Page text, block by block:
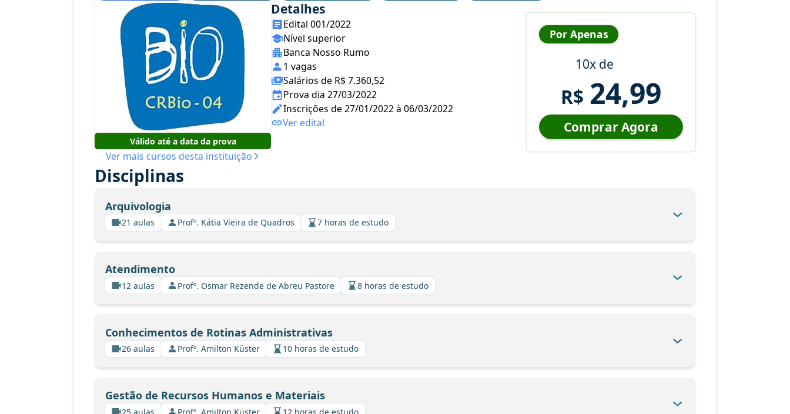
Válido até a data da prova
Ver mais cursos desta instituição
Detalhes
Edital 001/2022
Nível superior
Banca Nosso Rumo
1 vagas
Salários de R$ 7.360,52
Prova dia 27/03/2022
Inscrições de 27/01/2022 à 06/03/2022
Ver edital
Por Apenas
10x de
R$ 24,99
Comprar Agora
Disciplinas
Arquivologia
21 aulas Profº. Kátia Vieira de Quadros 7 horas de estudo
Atendimento
12 aulas Profº. Osmar Rezende de Abreu Pastore 8 horas de estudo
Conhecimentos de Rotinas Administrativas
26 aulas Profº. Amilton Küster 10 horas de estudo
Gestão de Recursos Humanos e Materiais
25 aulas Profº. Amilton Küster 12 horas de estudo